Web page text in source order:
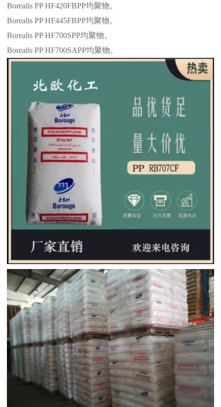
Borealis PP HF420FBPP均聚物。
Borealis PP HF445FBPP均聚物。
Borealis PP HF700SPP均聚物。
Borealis PP HF700SAPP均聚物。